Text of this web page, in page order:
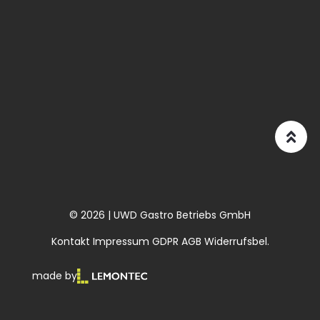
© 2026 | UWD Gastro Betriebs GmbH
Kontakt Impressum GDPR AGB Widerrufsbel.
made by